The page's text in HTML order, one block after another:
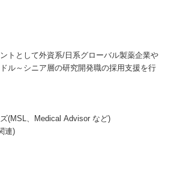
トとして外資系/日系グローバル製薬企業や
ル～シニア層の研究開発職の採用支援を行
(MSL、Medical Advisor など)
連)